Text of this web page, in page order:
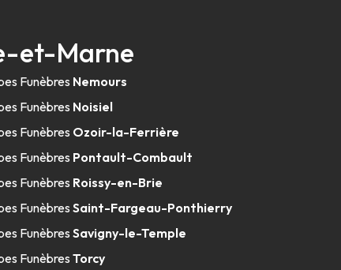
et-Marne
Funèbres Nemours
Funèbres Noisiel
Funèbres Ozoir-la-Ferrière
Funèbres Pontault-Combault
Funèbres Roissy-en-Brie
FunèbresSaint-Fargeau-Ponthierry
FunèbresSavigny-le-Temple
FunèbresTorcy